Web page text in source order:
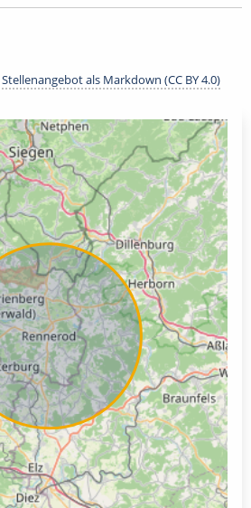
Stellenangebot als Markdown (CC BY 4.0)